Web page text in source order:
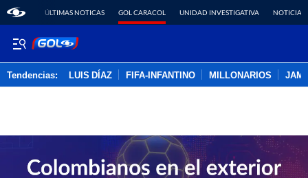
ÚLTIMAS NOTICAS GOL CARACOL UNIDAD INVESTIGATIVA NOTICIAS
Tendencias: LUIS DÍAZ FIFA-INFANTINO MILLONARIOS